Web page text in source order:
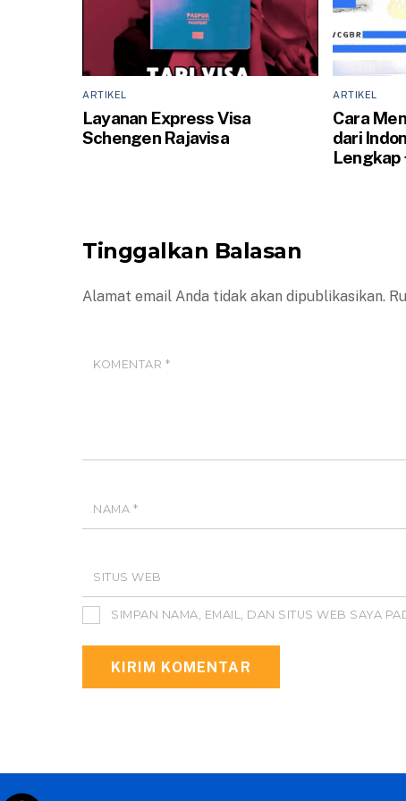
ARTIKEL
Layanan Express Visa
Schengen Rajavisa
ARTIKEL
Cara
dari
Lengkap
Tinggalkan Balasan
Alamat email Anda tidak akan dipublikasikan.
KOMENTAR *
NAMA *
SITUS WEB
SIMPAN NAMA, EMAIL, DAN SITUS WEB SAYA